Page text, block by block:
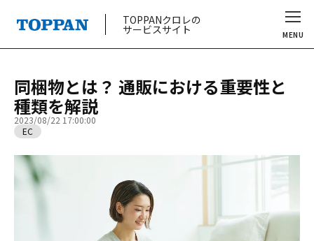
TOPPANクロレの
サービスサイト MENU
同梱物とは？ 通販における重要性と
種類を解説
2023/08/22 17:00:00
EC